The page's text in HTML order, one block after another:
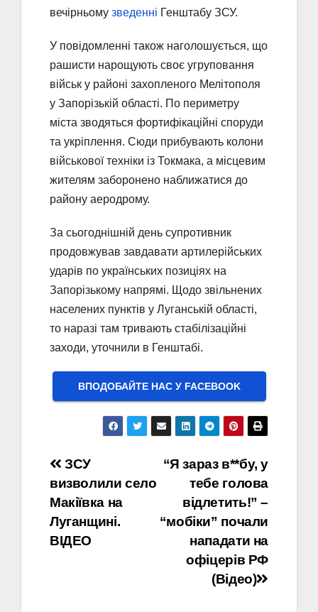
вечірньому зведенні Генштабу ЗСУ.
У повідомленні також наголошується, що
рашисти нарощують своє угруповання
військ у районі захопленого Мелітополя
у Запорізькій області. По периметру
міста зводяться фортифікаційні споруди
та укріплення. Сюди прибувають колони
військової техніки із Токмака, а місцевим
жителям заборонено наближатися до
району аеродрому.
За сьогоднішній день супротивник
продовжував завдавати артилерійських
ударів по українських позиціях на
Запорізькому напрямі. Щодо звільнених
населених пунктів у Луганській області,
то наразі там тривають стабілізаційні
заходи, уточнили в Генштабі.
ВПОДОБАЙТЕ НАС У FACEBOOK
Навігація
записів
“Я зараз в**бу, у
тебе голова
відлетить!” –
“мобіки” почали
нападати на
офіцерів РФ
(Відео)
ЗСУ
визволили село
Макіївка на
Луганщині.
ВIДЕО